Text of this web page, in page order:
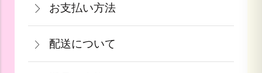
北陸・中部：990円(税込)
関東・信越：990円(税込)
東北：1,210円(税込)
北海道：1,540円(税込)
お支払い方法
お支払いは、カード決済・代金引換・銀
行振込（前払い）・PayPay（オンライ
ン決済）・auPAY・d払い・auかんたん
配送について
通常在庫がある商品につきましては、ご